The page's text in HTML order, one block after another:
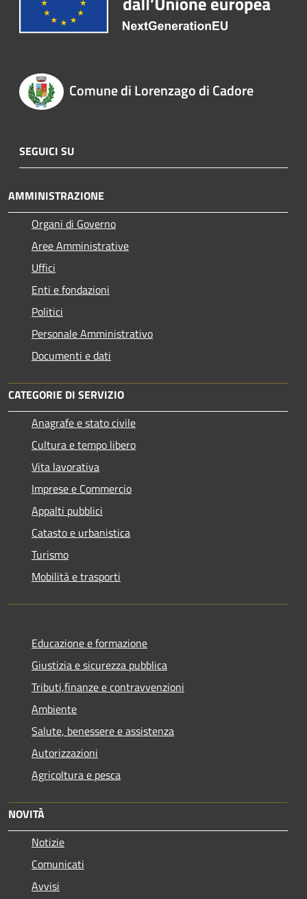
Comune di Lorenzago di Cadore
SEGUICI SU
AMMINISTRAZIONE
Organi di Governo
Aree Amministrative
Uffici
Enti e fondazioni
Politici
Personale Amministrativo
Documenti e dati
CATEGORIE DI SERVIZIO
Anagrafe e stato civile
Cultura e tempo libero
Vita lavorativa
Imprese e Commercio
Appalti pubblici
Catasto e urbanistica
Turismo
Mobilità e trasporti
Educazione e formazione
Giustizia e sicurezza pubblica
Tributi,finanze e contravvenzioni
Ambiente
Salute, benessere e assistenza
Autorizzazioni
Agricoltura e pesca
NOVITÀ
Notizie
Comunicati
Avvisi